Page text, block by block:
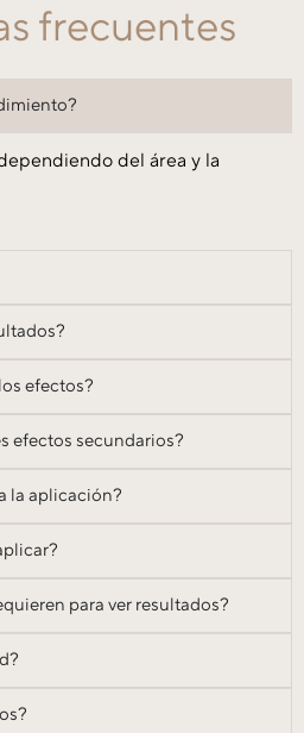
frecuentes
del área y la
efectos?
efectos secundarios?
la aplicación?
para ver resultados?